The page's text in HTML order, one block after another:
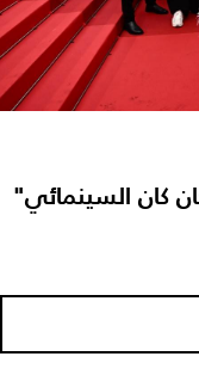
كان السينمائي"